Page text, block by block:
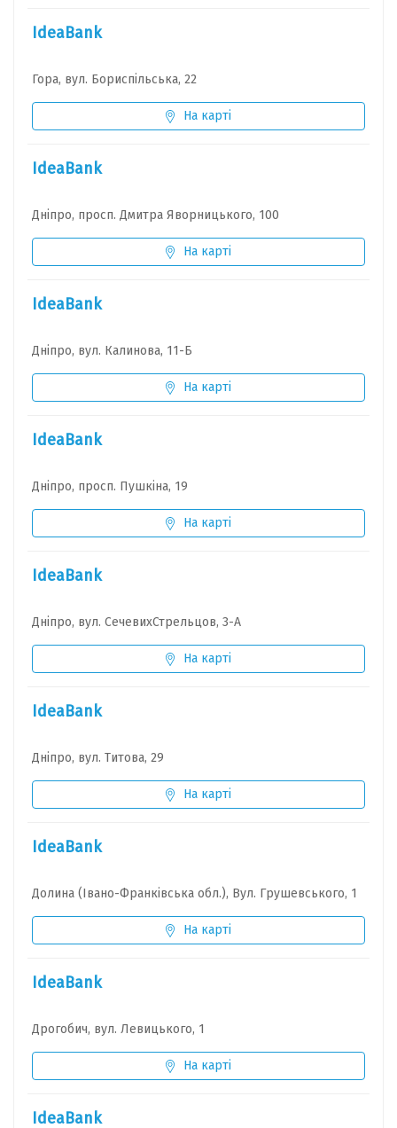
IdeaBank
Гора, вул. Бориспільська, 22
На карті
IdeaBank
Дніпро, просп. Дмитра Яворницького, 100
На карті
IdeaBank
Дніпро, вул. Калинова, 11-Б
На карті
IdeaBank
Дніпро, просп. Пушкіна, 19
На карті
IdeaBank
Дніпро, вул. СечевихСтрельцов, 3-А
На карті
IdeaBank
Дніпро, вул. Титова, 29
На карті
IdeaBank
Долина (Івано-Франківська обл.), Вул. Грушевського, 1
На карті
IdeaBank
Дрогобич, вул. Левицького, 1
На карті
IdeaBank